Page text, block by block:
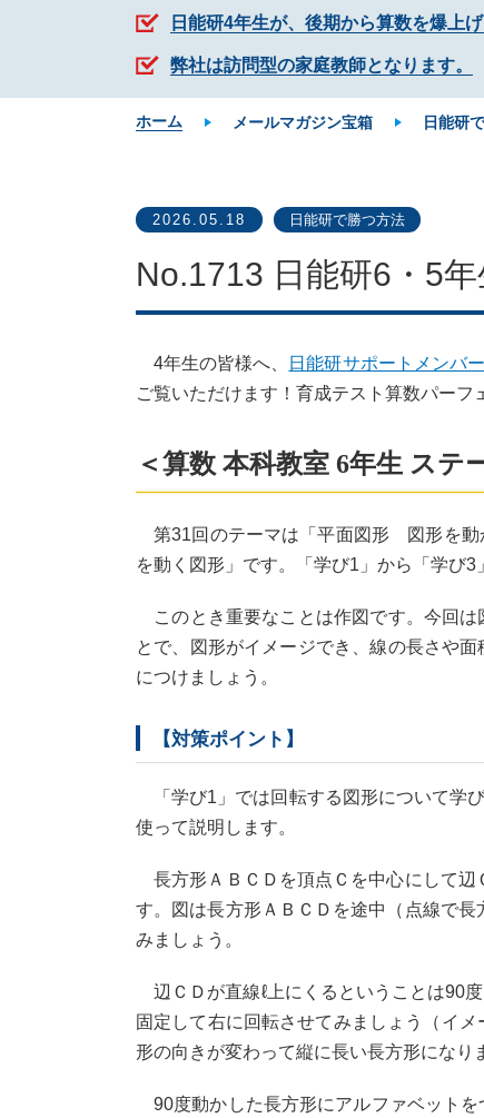
日能研4年生が、後期から算数を爆上
弊社は訪問型の家庭教師となります。
ホーム メールマガジン宝箱 日能研
2026.05.18 日能研で勝つ方法
No.1713 日能研6・5
4年生の皆様へ、 日能研サポートメンバ
ご覧いただけます！育成テスト算数パーフ
＜算数 本科教室 6年生 ステ
第31回のテーマは「平面図形 図形を動
を動く図形」です。「学び1」から「学び3
このとき重要なことは作図です。今回は
とで、図形がイメージでき、線の長さや
につけましょう。
【対策ポイント】
「学び1」では回転する図形について学
使って説明します。
長方形ＡＢＣＤを頂点Ｃを中心にして辺
す。図は長方形ＡＢＣＤを途中（点線で
みましょう。
辺ＣＤが直線ℓ上にくるということは90
固定して右に回転させてみましょう（イ
形の向きが変わって縦に長い長方形になり
90度動かした長方形にアルファベットを